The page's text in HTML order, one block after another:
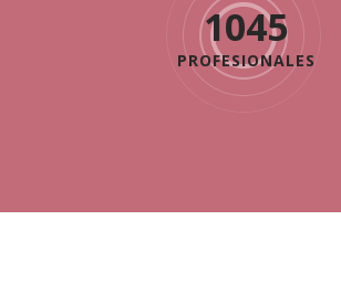
1490
PROFESIONALES